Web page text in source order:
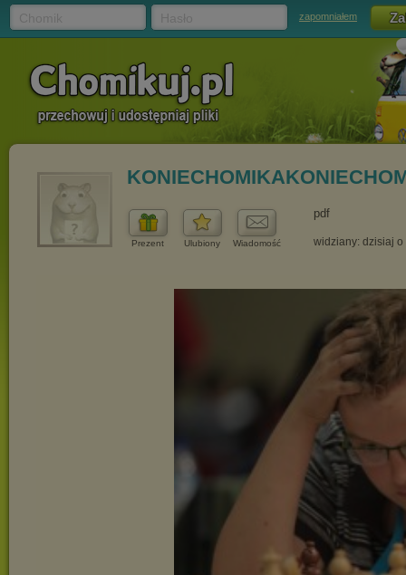
zapomniałem
Prezent Ulubiony Wiadomość
pdf
widziany: dzisiaj o